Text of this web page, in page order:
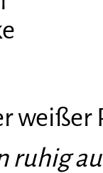
weißer
ruhig